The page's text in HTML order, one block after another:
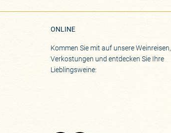
ONLINE
Kommen Sie mit auf unsere Weinreisen,
Verkostungen und entdecken Sie Ihre
Lieblingsweine: